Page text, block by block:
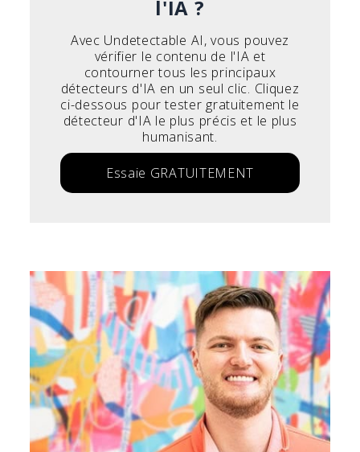
l'IA ?
Avec Undetectable AI, vous pouvez
vérifier le contenu de l'IA et
contourner tous les principaux
détecteurs d'IA en un seul clic. Cliquez
ci-dessous pour tester gratuitement le
détecteur d'IA le plus précis et le plus
humanisant.
Essaie GRATUITEMENT